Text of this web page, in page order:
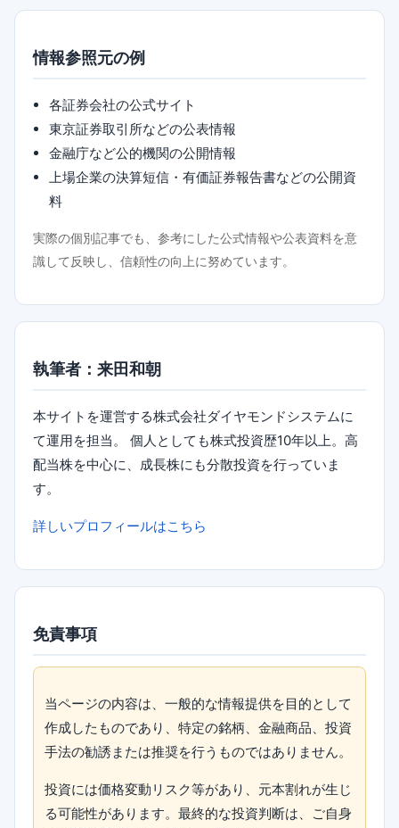
情報参照元の例
各証券会社の公式サイト
東京証券取引所などの公表情報
金融庁など公的機関の公開情報
上場企業の決算短信・有価証券報告書などの公開資
料
実際の個別記事でも、参考にした公式情報や公表資料を意
識して反映し、信頼性の向上に努めています。
執筆者：来田和朝
本サイトを運営する株式会社ダイヤモンドシステムに
て運用を担当。 個人としても株式投資歴10年以上。高
配当株を中心に、成長株にも分散投資を行っていま
す。
詳しいプロフィールはこちら
免責事項
当ページの内容は、一般的な情報提供を目的として
作成したものであり、特定の銘柄、金融商品、投資
手法の勧誘または推奨を行うものではありません。
投資には価格変動リスク等があり、元本割れが生じ
る可能性があります。最終的な投資判断は、ご自身